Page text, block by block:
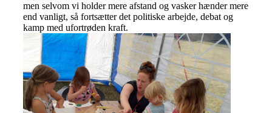
men selvom vi holder mere afstand og vasker hænder mere
end vanligt, så fortsætter det politiske arbejde, debat og
kamp med ufortrøden kraft.